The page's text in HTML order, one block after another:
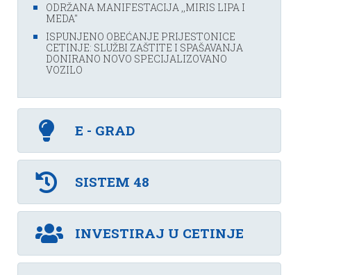
ODRŽANA MANIFESTACIJA ,,MIRIS LIPA I
MEDA''
ISPUNJENO OBEĆANJE PRIJESTONICE
CETINJE: SLUŽBI ZAŠTITE I SPAŠAVANJA
DONIRANO NOVO SPECIJALIZOVANO
VOZILO
E - GRAD
SISTEM 48
INVESTIRAJ U CETINJE